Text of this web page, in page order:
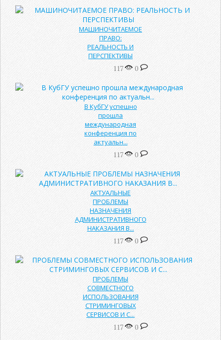
МАШИНОЧИТАЕМОЕ
ПРАВО:
РЕАЛЬНОСТЬ И
ПЕРСПЕКТИВЫ
117 0
В КубГУ успешно
прошла
международная
конференция по
актуальн...
117 0
АКТУАЛЬНЫЕ
ПРОБЛЕМЫ
НАЗНАЧЕНИЯ
АДМИНИСТРАТИВНОГО
НАКАЗАНИЯ В...
117 0
ПРОБЛЕМЫ
СОВМЕСТНОГО
ИСПОЛЬЗОВАНИЯ
СТРИМИНГОВЫХ
СЕРВИСОВ И С...
117 0